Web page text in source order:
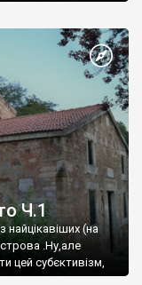
Ч.1
(на
.Ну,але
цей субєктивізм,